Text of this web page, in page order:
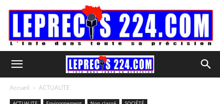
Accueil ACTUALITE